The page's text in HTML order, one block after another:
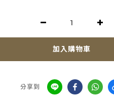
加入購物車
分享到